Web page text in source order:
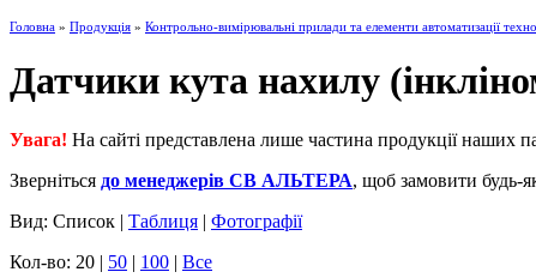
Головна » Продукція » Контрольно-вимірювальні прилади та елементи автоматизації
Датчики кута нахилу
Увага! На сайті представлена лише частина продукції наших
Зверніться до менеджерів СВ АЛЬТЕРА, щоб замовити будь-
Вид: Список | Таблиця | Фотографії
Кол-во: 20 | 50 | 100 | Все